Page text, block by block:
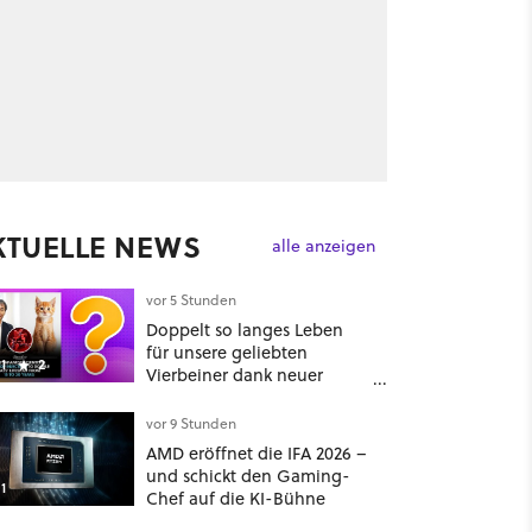
NEWS alle anzeigen
2
vor 5 Stunden
Doppelt so langes Leben
für unsere geliebten
Vierbeiner dank neuer
Japan: Der Blick auf über
1.200 Kommentare zeigt,
dass es nicht so einfach ist
vor 9 Stunden
AMD eröffnet die IFA 2026 –
und schickt den Gaming-
Chef auf die KI-Bühne